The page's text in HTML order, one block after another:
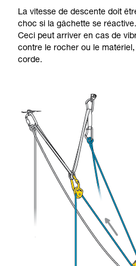
La vitesse de descente doit
choc si la gâchette se réactive.
Ceci peut arriver en cas de
contre le rocher ou le
corde.